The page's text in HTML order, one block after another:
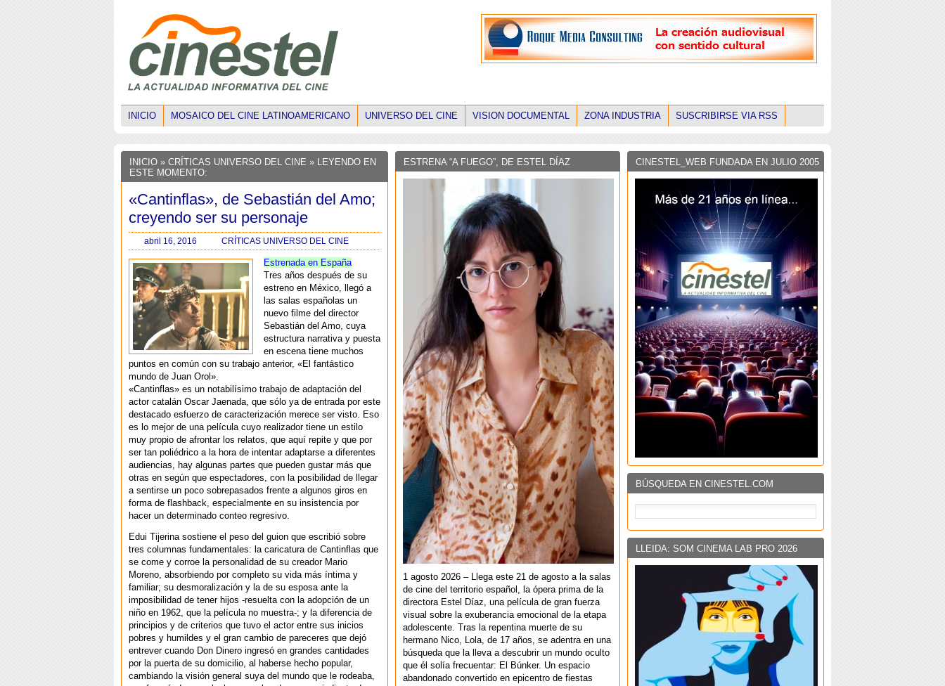
INICIO MOSAICO DEL CINE LATINOAMERICANO UNIVERSO DEL CINE VISION DOCUMENTAL ZONA INDUSTRIA SUSCRIBIRSE VIA RSS
INICIO » CRÍTICAS UNIVERSO DEL CINE » LEYENDO EN
ESTE MOMENTO:
«Cantinflas», de Sebastián del Amo;
creyendo ser su personaje
abril 16, 2016 CRÍTICAS UNIVERSO DEL CINE
Estrenada en España
Tres años después de su
estreno en México, llegó a
las salas españolas un
nuevo filme del director
Sebastián del Amo, cuya
estructura narrativa y puesta
en escena tiene muchos
puntos en común con su trabajo anterior, «El fantástico
mundo de Juan Orol».
«Cantinflas» es un notabilísimo trabajo de adaptación del
actor catalán Oscar Jaenada, que sólo ya de entrada por este
destacado esfuerzo de caracterización merece ser visto. Eso
es lo mejor de una película cuyo realizador tiene un estilo
muy propio de afrontar los relatos, que aquí repite y que por
ser tan poliédrico a la hora de intentar adaptarse a diferentes
audiencias, hay algunas partes que pueden gustar más que
otras en según que espectadores, con la posibilidad de llegar
a sentirse un poco sobrepasados frente a algunos giros en
forma de flashback, especialmente en su insistencia por
hacer un determinado conteo regresivo.
Edui Tijerina sostiene el peso del guion que escribió sobre
tres columnas fundamentales: la caricatura de Cantinflas que
se come y corroe la personalidad de su creador Mario
Moreno, absorbiendo por completo su vida más íntima y
familiar; su desmoralización y la de su esposa ante la
imposibilidad de tener hijos -resuelta con la adopción de un
niño en 1962, que la película no muestra-; y la diferencia de
principios y de criterios que tuvo el actor entre sus inicios
pobres y humildes y el gran cambio de pareceres que dejó
entrever cuando Don Dinero ingresó en grandes cantidades
por la puerta de su domicilio, al haberse hecho popular,
cambiando la visión general suya del mundo que le rodeaba,
CINESTEL_WEB FUNDADA EN JULIO 2005
BÚSQUEDA EN CINESTEL.COM
LLEIDA: SOM CINEMA LAB PRO 2026
ESTRENA “A FUEGO”, DE ESTEL DÍAZ
1 agosto 2026 – Llega este 21 de agosto a la salas
de cine del territorio español, la ópera prima de la
directora Estel Díaz, una película de gran fuerza
visual sobre la exuberancia emocional de la etapa
adolescente. Tras la repentina muerte de su
hermano Nico, Lola, de 17 años, se adentra en una
búsqueda que la lleva a descubrir un mundo oculto
que él solía frecuentar: El Búnker. Un espacio
abandonado convertido en epicentro de fiestas